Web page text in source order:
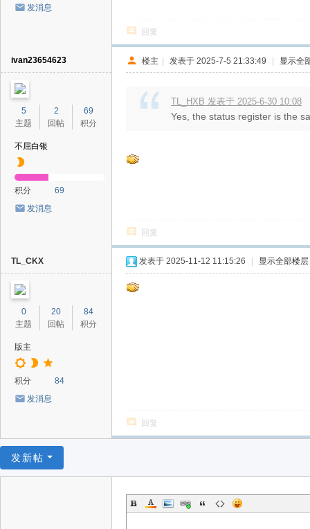
发消息
回复
ivan23654623
5
主题
2
回帖
69
积分
不屈白银
积分
69
发消息
楼主 | 发表于 2025-7-5 21:33:49 | 显示全
TL_HXB 发表于 2025-6-30 10:08
Yes, the status register is the
回复
TL_CKX
0
主题
20
回帖
84
积分
版主
积分
84
发消息
发表于 2025-11-12 11:15:26 显示全部楼层
回复
发新帖